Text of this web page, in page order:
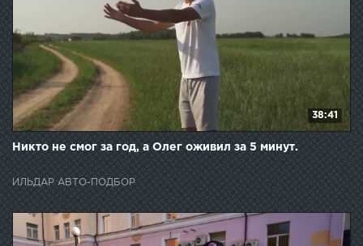
38:41
Никто не смог за год, а Олег оживил за 5 минут.
ИЛЬДАР АВТО-ПОДБОР